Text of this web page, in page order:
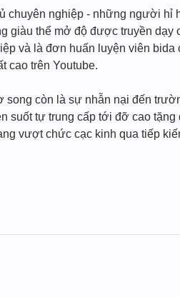
chuyên nghiệp - những người hỉ
giàu thể mở độ được truyền dạy
và là đơn huấn luyện viên bida
cao trên Youtube.
còn là sự nhẫn nại đến
suốt tự trung cấp tới đỡ cao tặng
vượt chức cạc kinh qua tiếp